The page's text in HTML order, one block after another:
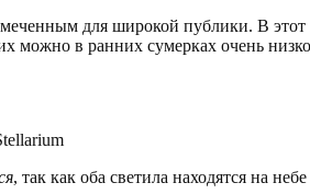
для широкой публики. В этот
можно в ранних сумерках очень
, так как оба светила находятся на